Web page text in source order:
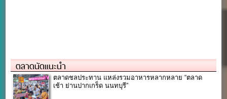
ตลาดนัดแนะนำ
ตลาดชลประทาน แหล่งรวมอาหารหลากหลาย “ตลาด
เช้า ย่านปากเกร็ด นนทบุรี”